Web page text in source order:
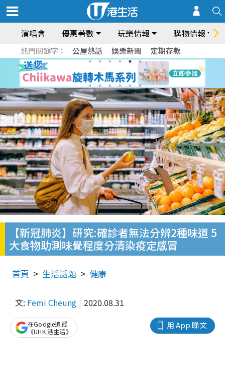
演唱會 優惠著數 玩樂情報 購物情報
熱門關鍵字： 公屋熱話 娛樂新聞 定期存款
【新冠肺炎】研究:確診者無法分辨2種味道 5
大食物助測味覺程度分清染疫定感冒
首頁 生活話題 健康
文: Femi Cheung 2020.08.31
用 App 睇文
在Google追蹤
《UHK 港生活》